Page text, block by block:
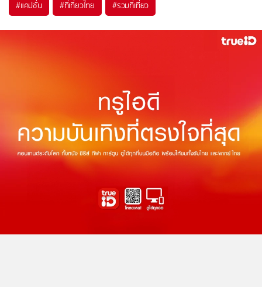
#แคปชั่น #ที่เที่ยวไทย #รวมที่เที่ยว